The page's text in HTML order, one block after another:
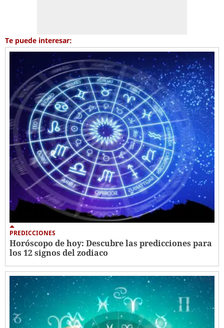
Te puede interesar:
PREDICCIONES
Horóscopo de hoy: Descubre las predicciones para
los 12 signos del zodiaco